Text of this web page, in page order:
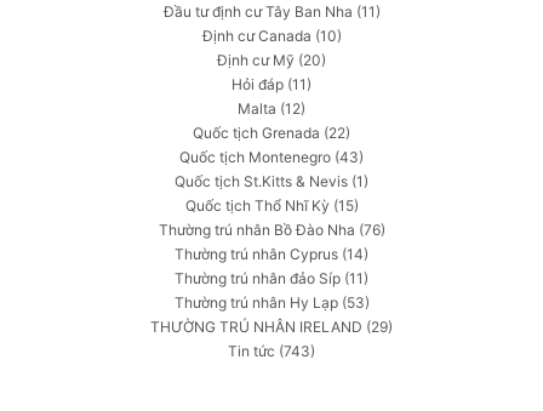
Đầu tư định cư Tây Ban Nha (11)
Định cư Canada (10)
Định cư Mỹ (20)
Hỏi đáp (11)
Malta (12)
Quốc tịch Grenada (22)
Quốc tịch Montenegro (43)
Quốc tịch St.Kitts & Nevis (1)
Quốc tịch Thổ Nhĩ Kỳ (15)
Thường trú nhân Bồ Đào Nha (76)
Thường trú nhân Cyprus (14)
Thường trú nhân đảo Síp (11)
Thường trú nhân Hy Lạp(53)
THƯỜNG TRÚ NHÂN IRELAND (29)
Tin tức (743)